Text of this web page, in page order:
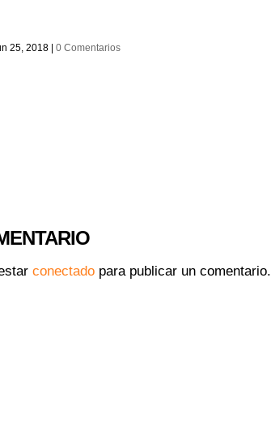
25, 2018 0 Comentarios
conectado para publicar un comentario.